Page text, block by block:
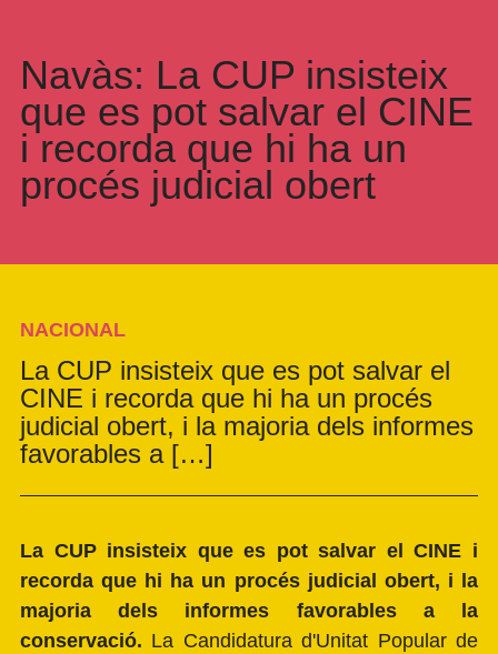
Navàs: La CUP insisteix
que es pot salvar el CINE
i recorda que hi ha un
procés judicial obert
NACIONAL
La CUP insisteix que es pot salvar el
CINE i recorda que hi ha un procés
judicial obert, i la majoria dels informes
favorables a […]
La CUP insisteix que es pot salvar el CINE i
recorda que hi ha un procés judicial obert, i la
majoria dels informes favorables a la
conservació. La Candidatura d'Unitat Popular de